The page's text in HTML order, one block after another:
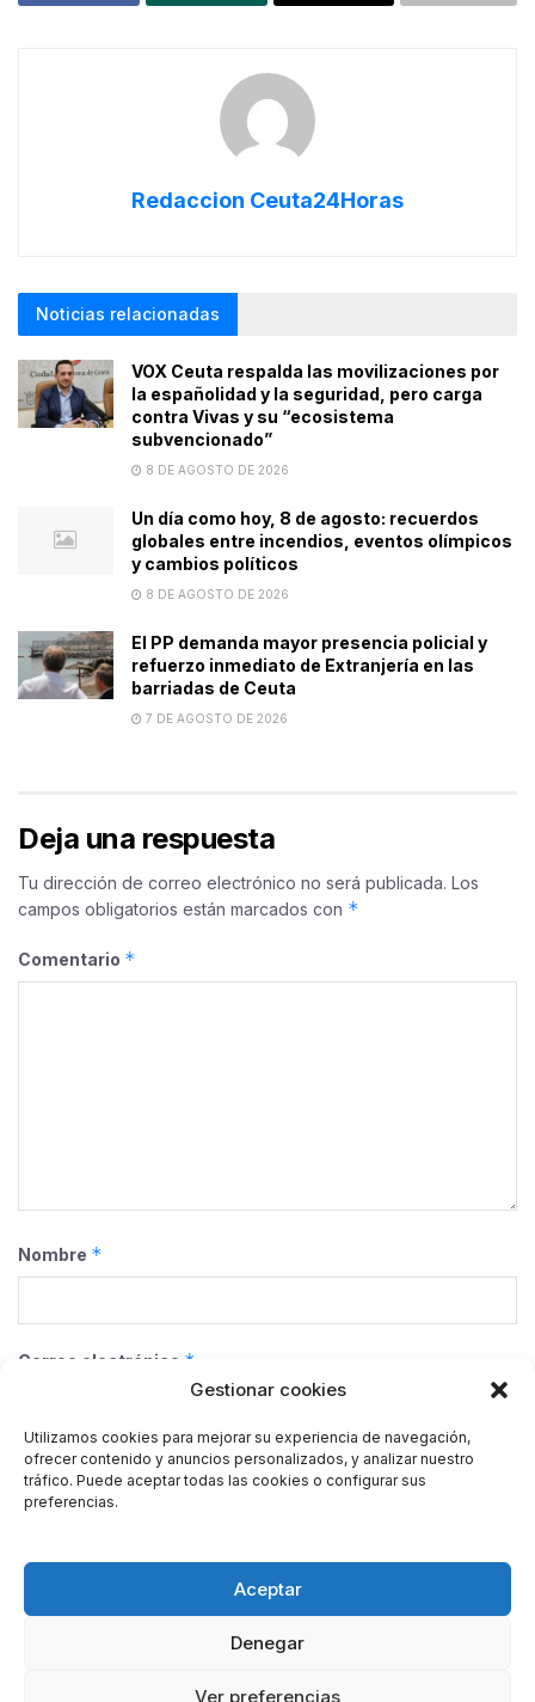
Gestionar cookies
Utilizamos cookies para mejorar su experiencia de navegación,
ofrecer contenido y anuncios personalizados, y analizar nuestro
tráfico. Puede aceptar todas las cookies o configurar sus
preferencias.
Aceptar
Denegar
Ver preferencias
Redaccion Ceuta24Horas
Noticias relacionadas
VOX Ceuta respalda las movilizaciones por
la españolidad y la seguridad, pero carga
contra Vivas y su “ecosistema
subvencionado”
8 DE AGOSTO DE 2026
Un día como hoy, 8 de agosto: recuerdos
globales entre incendios, eventos olímpicos
y cambios políticos
8 DE AGOSTO DE 2026
El PP demanda mayor presencia policial y
refuerzo inmediato de Extranjería en las
barriadas de Ceuta
7 DE AGOSTO DE 2026
Deja una respuesta
Tu dirección de correo electrónico no será publicada. Los
campos obligatorios están marcados con *
Comentario *
Nombre *
Correo electrónico *
Web
navegador para la próxima vez que comente.